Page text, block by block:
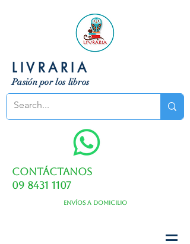
LIVRARIA
Pasión por los libros
Contáctanos
09 8431 1107
Envíos a domicilio